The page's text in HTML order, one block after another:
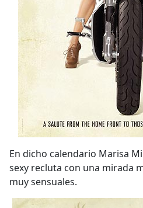
En dicho calendario Marisa
sexy recluta con una mirada
muy sensuales.